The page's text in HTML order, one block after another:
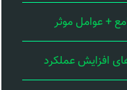
+ عوامل موثر
افزایش عملکرد